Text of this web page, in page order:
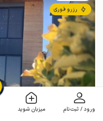
ورود / ثبت‌نام میزبان شوید
OpenStreetMap
رزرو فوری